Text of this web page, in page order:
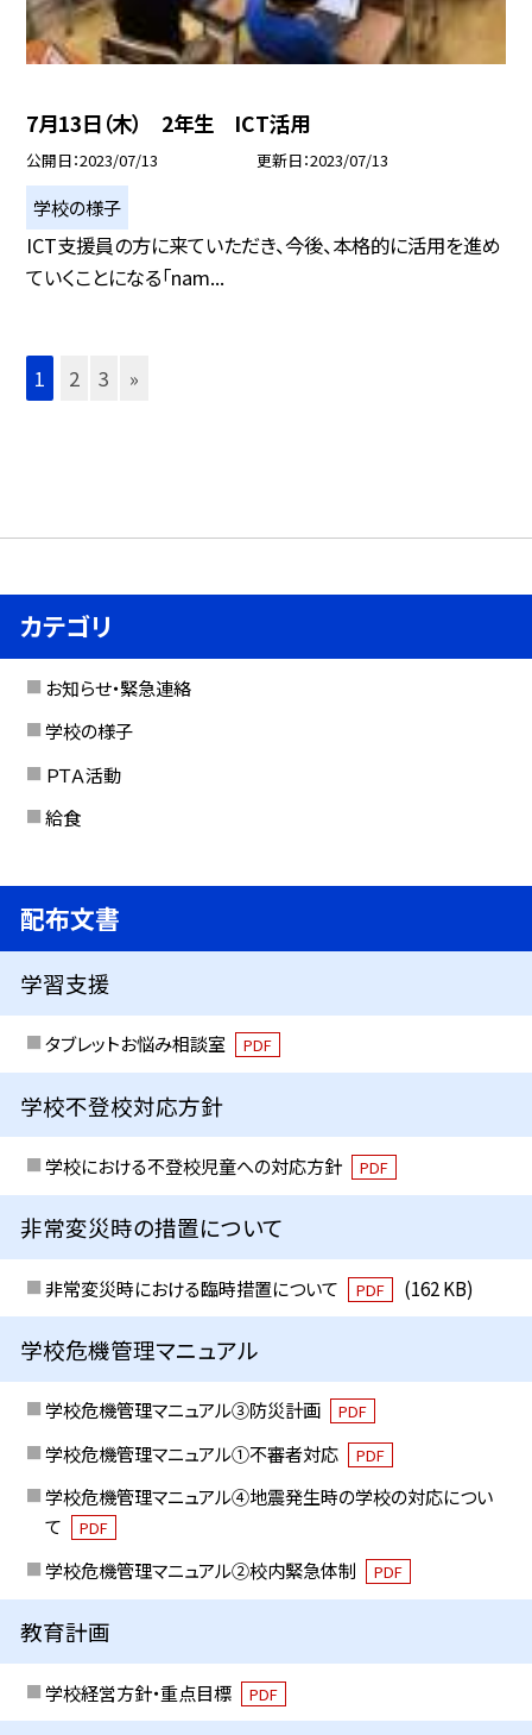
7月13日（木） 2年生 ICT活用
公開日 2023/07/13 更新日 2023/07/13
学校の様子
ICT支援員の方に来ていただき、今後、本格的に活用を進め
ていくことになる「nam...
1 2 3 »
カテゴリ
お知らせ・緊急連絡
学校の様子
ＰＴＡ活動
給食
配布文書
学習支援
タブレットお悩み相談室 PDF
学校不登校対応方針
学校における不登校児童への対応方針 PDF
非常変災時の措置について
非常変災時における臨時措置について PDF (162 KB)
学校危機管理マニュアル
学校危機管理マニュアル③防災計画 PDF
学校危機管理マニュアル①不審者対応 PDF
学校危機管理マニュアル④地震発生時の学校の対応につい
て
PDF
学校危機管理マニュアル②校内緊急体制 PDF
教育計画
学校経営方針・重点目標 PDF